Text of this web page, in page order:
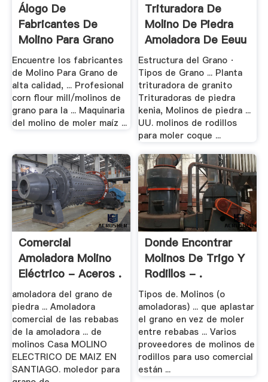
Álogo De
Fabricantes De
Molino Para Grano
De .
Encuentre los fabricantes
de Molino Para Grano de
alta calidad, ... Profesional
corn flour mill/molinos de
grano para la ... Maquinaria
del molino de moler maíz ...
Trituradora De
Molino De Piedra
Amoladora De Eeuu
Estructura del Grano ·
Tipos de Grano ... Planta
trituradora de granito
Trituradoras de piedra
kenia, Molinos de piedra ...
UU. molinos de rodillos
para moler coque ...
Comercial
Amoladora Molino
Eléctrico - Aceros .
amoladora del grano de
piedra ... Amoladora
comercial de las rebabas
de la amoladora ... de
molinos Casa MOLINO
ELECTRICO DE MAIZ EN
SANTIAGO. moledor para
Donde Encontrar
Molinos De Trigo Y
Rodillos - .
Tipos de. Molinos (o
amoladoras) ... que aplastar
el grano en vez de moler
entre rebabas ... Varios
proveedores de molinos de
rodillos para uso comercial
están ...